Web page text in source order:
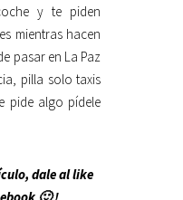
y te piden
mientras hacen
pasar en La Paz
pilla solo taxis
pide algo pídele
dale al like
🙂 !